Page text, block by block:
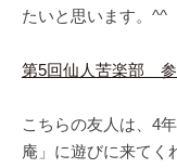
たいと思います。^^
第5回仙人苦楽部
こちらの友人は、4
庵」に遊びに来てく